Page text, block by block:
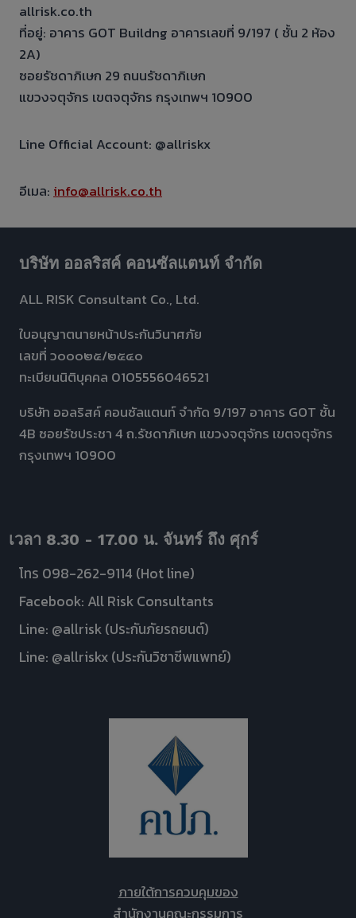
allrisk.co.th
ที่อยู่: อาคาร GOT Buildng อาคารเลขที่ 9/197 ( ชั้น 2 ห้อง
2A)
ซอยรัชดาภิเษก 29 ถนนรัชดาภิเษก
แขวงจตุจักร เขตจตุจักร กรุงเทพฯ 10900
Line Official Account: @allriskx
อีเมล: info@allrisk.co.th
บริษัท ออลริสค์ คอนซัลแตนท์ จำกัด
ALL RISK Consultant Co., Ltd.
ใบอนุญาตนายหน้าประกันวินาศภัย
เลขที่ ว๐๐๐๒๕/๒๕๔๐
ทะเบียนนิติบุคคล 0105556046521
บริษัท ออลริสค์ คอนซัลแตนท์ จำกัด 9/197 อาคาร GOT ชั้น
4B ซอยรัชประชา 4 ถ.รัชดาภิเษก แขวงจตุจักร เขตจตุจักร
กรุงเทพฯ 10900
เวลา 8.30 - 17.00 น. จันทร์ ถึง ศุกร์
โทร 098-262-9114 (Hot line)
Facebook: All Risk Consultants
Line: @allrisk (ประกันภัยรถยนต์)
Line: @allriskx (ประกันวิชาชีพแพทย์)
ภายใต้การควบคุมของ
สำนักงานคณะกรรมการ